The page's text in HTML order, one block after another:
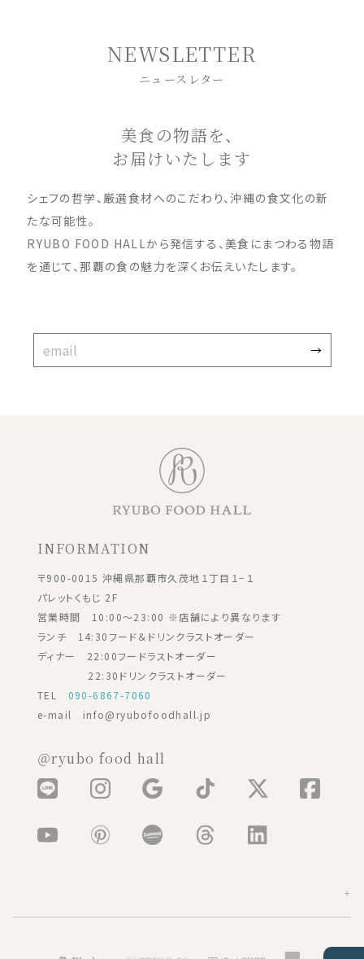
NEWSLETTER
ニュースレター
美食の物語を、
お届けいたします
シェフの哲学、厳選食材へのこだわり、沖縄の食文化の新
たな可能性。
RYUBO FOOD HALLから発信する、美食にまつわる物語
を通じて、那覇の食の魅力を深くお伝えいたします。
INFORMATION
〒900-0015 沖縄県那覇市久茂地１丁目１−１
パレットくもじ 2F
営業時間 10:00～23:00 ※店舗により異なります
ランチ 14:30フード＆ドリンクラストオーダー
ディナー 22:00フードラストオーダー
22:30ドリンクラストオーダー
TEL 090-6867-7060
e-mail info@ryubofoodhall.jp
＠ryubo food hall